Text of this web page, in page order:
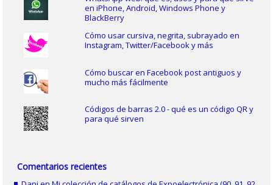
en iPhone, Android, Windows Phone y
BlackBerry
Cómo usar cursiva, negrita, subrayado en
Instagram, Twitter/Facebook y más
Cómo buscar en Facebook post antiguos y
mucho más fácilmente
Códigos de barras 2.0 - qué es un código QR y
para qué sirven
Comentarios recientes